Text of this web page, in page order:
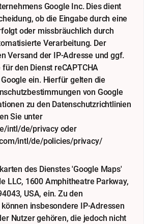
Google Inc. Dies dient
ob die Eingabe durch eine
oder missbräuchlich durch
Verarbeitung. Der
Versand der IP-Adresse und ggf.
den Dienst reCAPTCHA
ein. Hierfür gelten die
von Google
zu den Datenschutzrichtlinien
Sie unter
intl/de/privacyoder
intl/de/policies/privacy/
des Dienstes 'Google Maps'
LLC, 1600 Amphitheatre Parkway,
USA, ein. Zu den
insbesondere IP-Adressen
Nutzer gehören, die jedoch nicht